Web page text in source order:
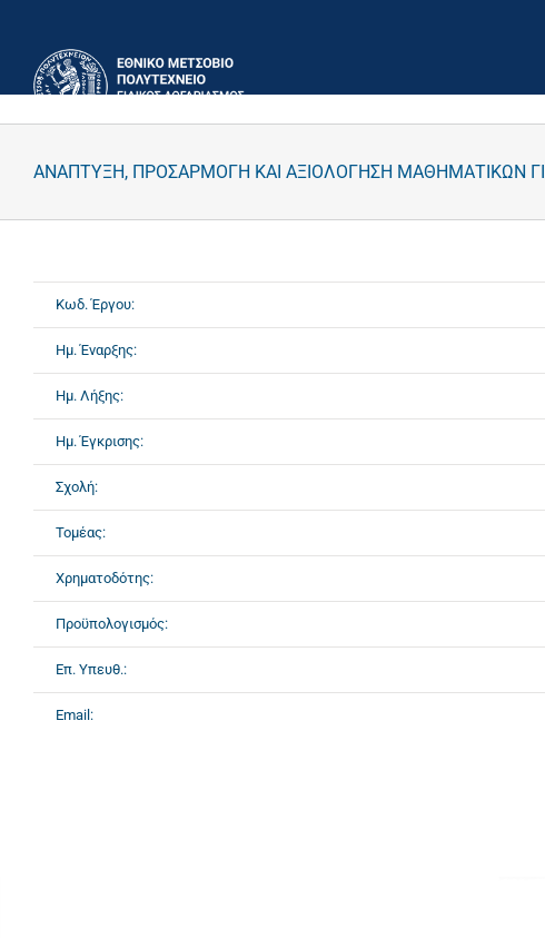
περιεχόμενο
ΑΝΑΠΤΥΞΗ, ΠΡΟΣΑΡΜΟΓΗ ΚΑΙ ΑΞΙΟΛΟΓΗΣΗ ΜΑΘΗΜΑΤΙΚΩΝ
Κωδ. Έργου:
Ημ. Έναρξης:
Ημ. Λήξης:
Ημ. Έγκρισης:
Σχολή:
Τομέας:
Χρηματοδότης:
Προϋπολογισμός:
Επ. Υπευθ.:
Email: